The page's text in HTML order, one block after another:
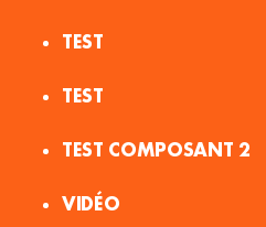
TEST
TEST
TEST COMPOSANT 2
VIDÉO